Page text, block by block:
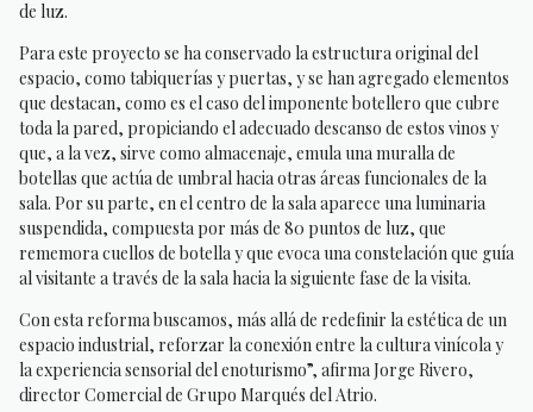
de luz.
Para este proyecto se ha conservado la estructura original del
espacio, como tabiquerías y puertas, y se han agregado elementos
que destacan, como es el caso del imponente botellero que cubre
toda la pared, propiciando el adecuado descanso de estos vinos y
que, a la vez, sirve como almacenaje, emula una muralla de
botellas que actúa de umbral hacia otras áreas funcionales de la
sala. Por su parte, en el centro de la sala aparece una luminaria
suspendida, compuesta por más de 80 puntos de luz, que
rememora cuellos de botella y que evoca una constelación que guía
al visitante a través de la sala hacia la siguiente fase de la visita.
Con esta reforma buscamos, más allá de redefinir la estética de un
espacio industrial, reforzar la conexión entre la cultura vinícola y
la experiencia sensorial del enoturismo”, afirma Jorge Rivero,
director Comercial de Grupo Marqués del Atrio.